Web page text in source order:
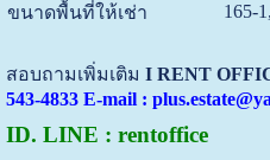
ขนาดพื้นที่ให้เช่า
165-
สอบถามเพิ่มเติม I RENT
543-4833 E-mail :
ID. LINE : rentoffice